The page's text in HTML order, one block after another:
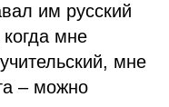
им русский
мне
мне
– можно